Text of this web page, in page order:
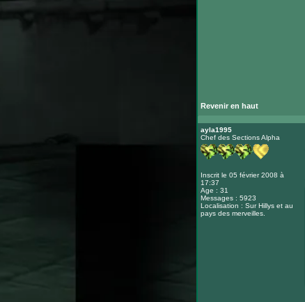
Revenir en haut
ayla1995
Chef des Sections Alpha
Inscrit le 05 février 2008 à
17:37
Age : 31
Messages : 5923
Localisation : Sur Hillys et au
pays des merveilles.